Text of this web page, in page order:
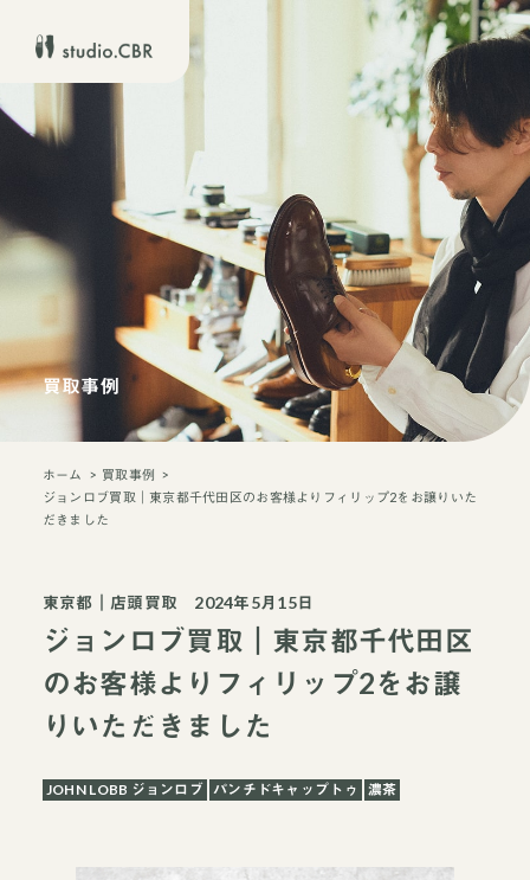
買取事例
ホーム
買取事例
ジョンロブ買取｜東京都千代田区のお客様よりフィリップ2をお譲りいた
だきました
東京都 店頭買取 2024年5月15日
ジョンロブ買取｜東京都千代田区
のお客様よりフィリップ2をお譲
りいただきました
JOHN LOBB ジョンロブ パンチドキャップトゥ 濃茶